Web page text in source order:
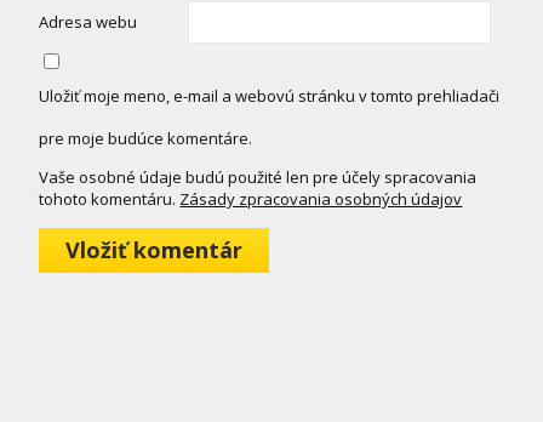
Adresa webu
Uložiť moje meno, e-mail a webovú stránku v tomto prehliadači
pre moje budúce komentáre.
Vaše osobné údaje budú použité len pre účely spracovania
tohoto komentáru. Zásady zpracovania osobných údajov